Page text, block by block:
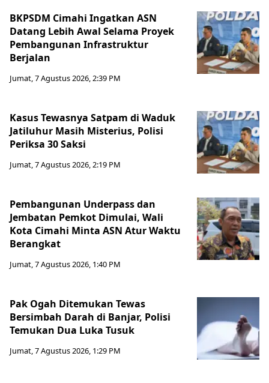
BKPSDM Cimahi Ingatkan ASN
Datang Lebih Awal Selama Proyek
Pembangunan Infrastruktur
Berjalan
Jumat, 7 Agustus 2026, 2:39 PM
Kasus Tewasnya Satpam di Waduk
Jatiluhur Masih Misterius, Polisi
Periksa 30 Saksi
Jumat, 7 Agustus 2026, 2:19 PM
Pembangunan Underpass dan
Jembatan Pemkot Dimulai, Wali
Kota Cimahi Minta ASN Atur Waktu
Berangkat
Jumat, 7 Agustus 2026, 1:40 PM
Pak Ogah Ditemukan Tewas
Bersimbah Darah di Banjar, Polisi
Temukan Dua Luka Tusuk
Jumat, 7 Agustus 2026, 1:29 PM